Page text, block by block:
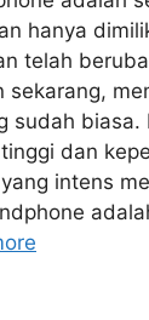
hanya
telah
sekarang,
sudah biasa.
dan
intens